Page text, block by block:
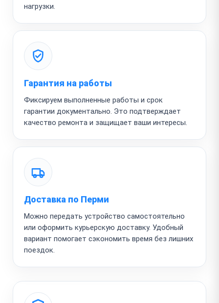
нагрузки.
Гарантия на работы
Фиксируем выполненные работы и срок
гарантии документально. Это подтверждает
качество ремонта и защищает ваши интересы.
Доставка по Перми
Можно передать устройство самостоятельно
или оформить курьерскую доставку. Удобный
вариант помогает сэкономить время без лишних
поездок.